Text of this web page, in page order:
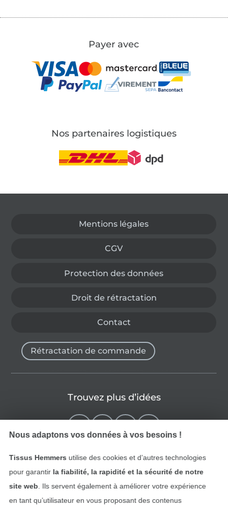
Payer avec
Nos partenaires logistiques
Mentions légales
CGV
Protection des données
Droit de rétractation
Contact
Rétractation de commande
Trouvez plus d’idées
Nous adaptons vos données à vos besoins !
Tissus Hemmers utilise des cookies et d’autres technologies
pour garantir la fiabilité, la rapidité et la sécurité de notre
site web . Ils servent également à améliorer votre expérience
en tant qu’utilisateur en vous proposant des contenus